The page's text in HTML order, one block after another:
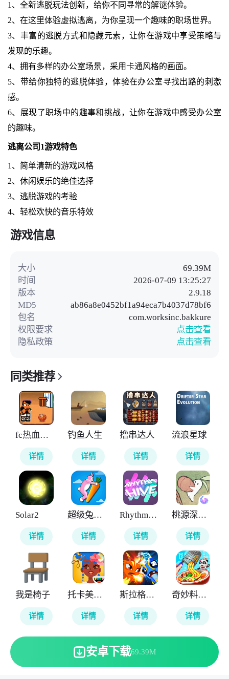
1、全新逃脱玩法创新，给你不同寻常的解谜体验。
2、在这里体验虚拟逃离，为你呈现一个趣味的职场世界。
3、丰富的逃脱方式和隐藏元素，让你在游戏中享受策略与
发现的乐趣。
4、拥有多样的办公室场景，采用卡通风格的画面。
5、带给你独特的逃脱体验，体验在办公室寻找出路的刺激
感。
6、展现了职场中的趣事和挑战，让你在游戏中感受办公室
的趣味。
逃离公司1游戏特色
1、简单清新的游戏风格
2、休闲娱乐的绝佳选择
3、逃脱游戏的考验
4、轻松欢快的音乐特效
游戏信息
大小
69.39M
时间
2026-07-09 13:25:27
版本
2.9.18
MD5
ab86a8e0452bf1a94eca7b4037d78bf6
包名
com.worksinc.bakkure
权限要求
点击查看
隐私政策
点击查看
同类推荐
fc热血篮球
详情
钓鱼人生
详情
撸串达人
详情
流浪星球
详情
Solar2
详情
超级兔子人
详情
RhythmHive
详情
桃源深处有人家
详情
我是椅子
详情
托卡美发沙龙4
详情
斯拉格精灵一决雌雄2
详情
奇妙料理餐厅
详情
安卓下载69.39M